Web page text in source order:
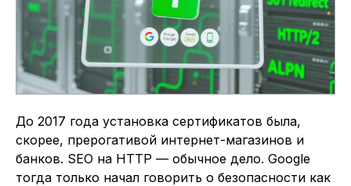
До 2017 года установка сертификатов была,
скорее, прерогативой интернет-магазинов и
банков. SEO на HTTP — обычное дело. Google
тогда только начал говорить о безопасности как